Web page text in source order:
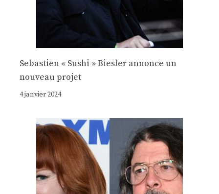
Sebastien « Sushi » Biesler annonce un
nouveau projet
4 janvier 2024